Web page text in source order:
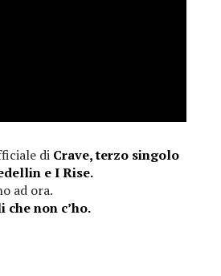
di Crave, terzo singolo
e I Rise.
ad ora.
non c’ho.